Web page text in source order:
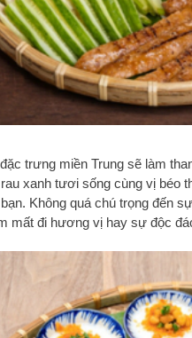
trưng miền Trung sẽ làm
xanh tươi sống cùng vị béo
Không quá chú trọng đến
mất đi hương vị hay sự độc